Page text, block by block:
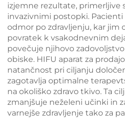
izjemne rezultate, primerljive
invazivnimi postopki.
odmor po zdravljenju, kar jim
povratek k vsakodnevnim
povečuje njihovo
obiske. HIFU aparat za
natančnost pri ciljanju
zagotavlja optimalne
na okoliško zdravo tkivo. Ta
zmanjšuje neželeni učinki in
varnejše zdravljenje tako za